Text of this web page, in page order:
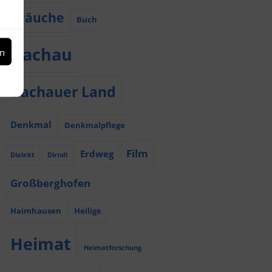
Bräuche Buch
Dachau
Dachauer Land
Denkmal Denkmalpflege
Dialekt Dirndl Erdweg Film
Großberghofen
Haimhausen Heilige
Heimat Heimatforschung